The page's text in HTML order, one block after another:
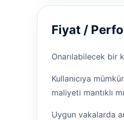
Fiyat /
Onarılabilecek bir
Kullanıcıya
maliyeti mantıklı
Uygun vakalarda